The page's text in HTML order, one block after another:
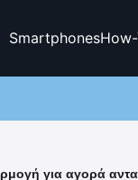
Smartphones
για αγορά